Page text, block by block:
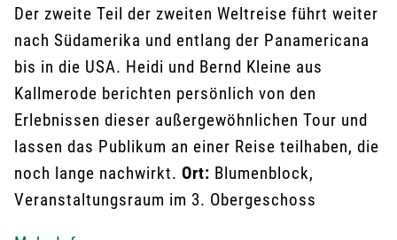
Der zweite Teil der zweiten Weltreise führt weiter
nach Südamerika und entlang der Panamericana
bis in die USA. Heidi und Bernd Kleine aus
Kallmerode berichten persönlich von den
Erlebnissen dieser außergewöhnlichen Tour und
lassen das Publikum an einer Reise teilhaben, die
noch lange nachwirkt. Ort: Blumenblock,
Veranstaltungsraum im 3. Obergeschoss